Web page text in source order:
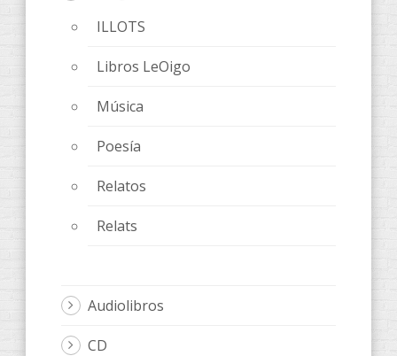
ILLOTS
Libros LeOigo
Música
Poesía
Relatos
Relats
Audiolibros
CD